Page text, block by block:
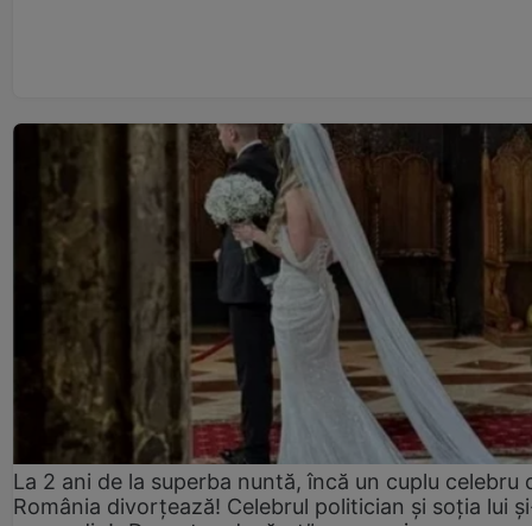
La 2 ani de la superba nuntă, încă un cuplu celebru
România divorțează! Celebrul politician și soția lui